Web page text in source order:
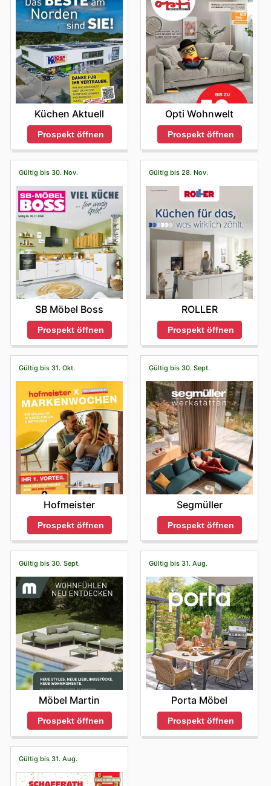
Küchen Aktuell
Prospekt öffnen
Opti Wohnwelt
Prospekt öffnen
Gültig bis 30. Nov.
SB Möbel Boss
Prospekt öffnen
Gültig bis 28. Nov.
ROLLER
Prospekt öffnen
Gültig bis 31. Okt.
Hofmeister
Prospekt öffnen
Gültig bis 30. Sept.
Segmüller
Prospekt öffnen
Gültig bis 30. Sept.
Möbel Martin
Prospekt öffnen
Gültig bis 31. Aug.
Porta Möbel
Prospekt öffnen
Gültig bis 31. Aug.